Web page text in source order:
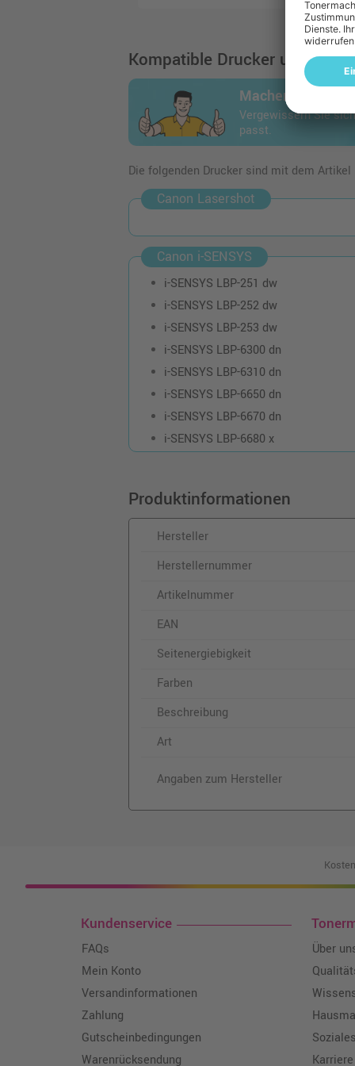
Kompatible Drucker und
Machen Sie den
Vergewissern Sie
passt.
Die folgenden Drucker sind mit dem
Canon Lasershot
Canon i-SENSYS
i-SENSYS LBP-251 dw
i-SENSYS LBP-252 dw
i-SENSYS LBP-253 dw
i-SENSYS LBP-6300 dn
i-SENSYS LBP-6310 dn
i-SENSYS LBP-6650 dn
i-SENSYS LBP-6670 dn
i-SENSYS LBP-6680 x
Produktinformationen
Hersteller
Herstellernummer
Artikelnummer
EAN
Seitenergiebigkeit
Farben
Beschreibung
Art
Angaben zum Hersteller
Kundenservice
FAQs
Mein Konto
Versandinformationen
Zahlung
Gutscheinbedingungen
Warenrücksendung
Über
Karriere